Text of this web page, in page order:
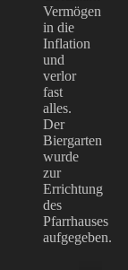
Vermögen
in die
Inflation
und
verlor
fast
alles.
Der
Biergarten
wurde
zur
Errichtung
des
Pfarrhauses
aufgegeben.